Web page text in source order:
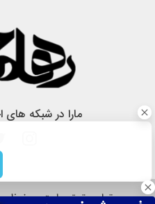
مارا در شبکه های
تمام حقوق سایت محفوظ و